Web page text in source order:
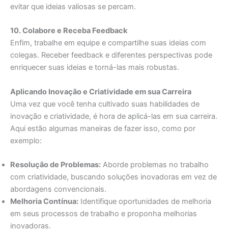
evitar que ideias valiosas se percam.
10. Colabore e Receba Feedback
Enfim, trabalhe em equipe e compartilhe suas ideias com
colegas. Receber feedback e diferentes perspectivas pode
enriquecer suas ideias e torná-las mais robustas.
Aplicando Inovação e Criatividade em sua Carreira
Uma vez que você tenha cultivado suas habilidades de
inovação e criatividade, é hora de aplicá-las em sua carreira.
Aqui estão algumas maneiras de fazer isso, como por
exemplo:
Resolução de Problemas: Aborde problemas no trabalho
com criatividade, buscando soluções inovadoras em vez de
abordagens convencionais.
Melhoria Contínua: Identifique oportunidades de melhoria
em seus processos de trabalho e proponha melhorias
inovadoras.